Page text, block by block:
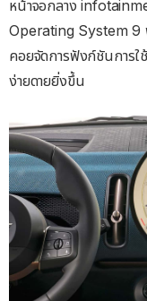
หน้าจอกลาง
Operating System 9
คอยจัดการฟังก์ชันการใ
ง่ายดายยิ่งขึ้น